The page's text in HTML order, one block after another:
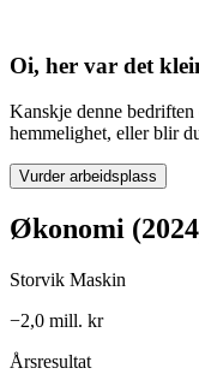
Oi, her var det
Kanskje denne
hemmelighet, eller blir
Vurder arbeidsplass
Økonomi
Storvik Maskin
−2,0 mill. kr
Årsresultat